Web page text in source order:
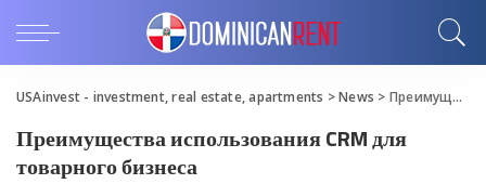
USAinvest - investment, real estate, apartments >News > Преимущества использования CRM для товарного бизнеса
Преимущества использования CRM для
товарного бизнеса